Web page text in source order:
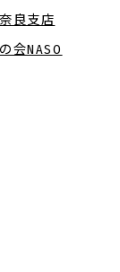
良支店
会NASO